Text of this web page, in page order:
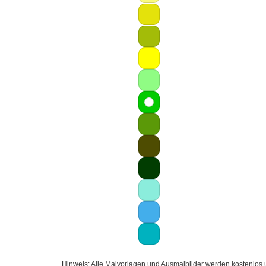
Hinweis: Alle Malvorlagen und Ausmalbilder werden